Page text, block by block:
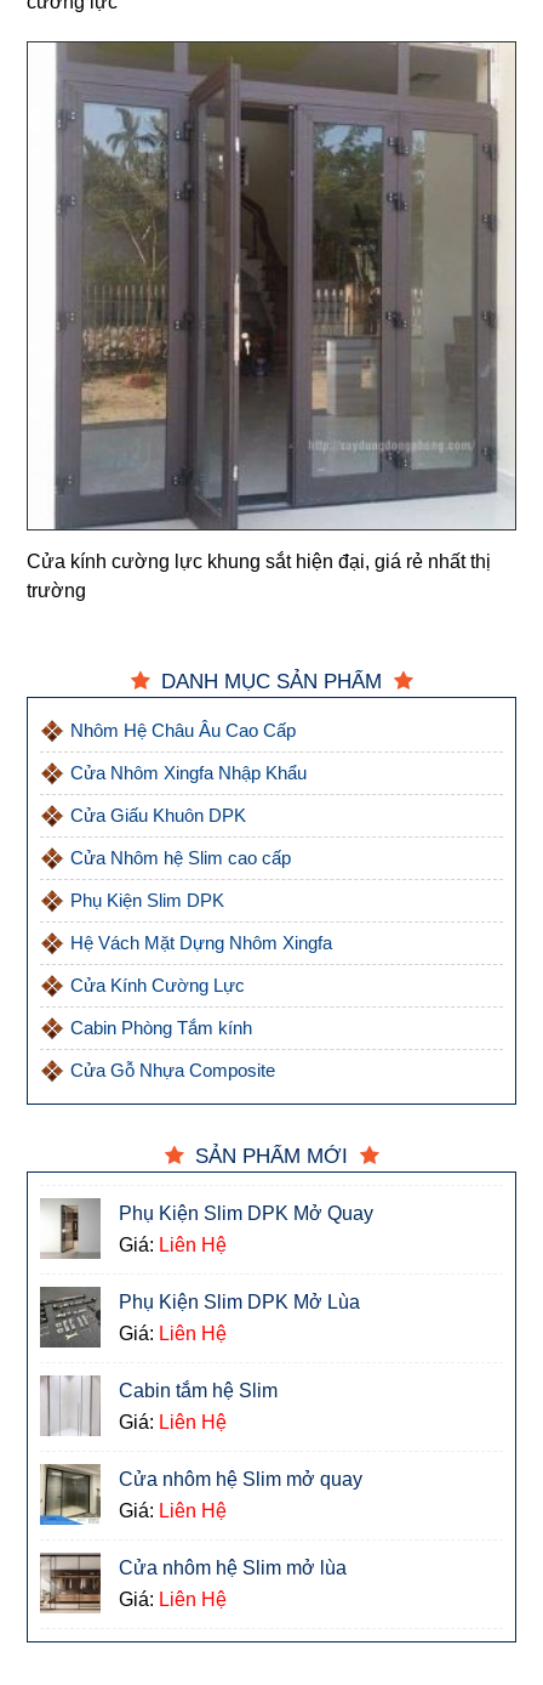
Cửa kính cường lực khung sắt hiện đại, giá rẻ nhất thị
trường
DANH MỤC SẢN PHẨM
Nhôm Hệ Châu Âu Cao Cấp
Cửa Nhôm Xingfa Nhập Khẩu
Cửa Giấu Khuôn DPK
Cửa Nhôm hệ Slim cao cấp
Phụ Kiện Slim DPK
Hệ Vách Mặt Dựng Nhôm Xingfa
Cửa Kính Cường Lực
Cabin Phòng Tắm kính
Cửa Gỗ Nhựa Composite
SẢN PHẨM MỚI
Phụ Kiện Slim DPK Mở Quay
Giá: Liên Hệ
Phụ Kiện Slim DPK Mở Lùa
Giá: Liên Hệ
Cabin tắm hệ Slim
Giá: Liên Hệ
Cửa nhôm hệ Slim mở quay
Giá: Liên Hệ
Cửa nhôm hệ Slim mở lùa
Giá: Liên Hệ